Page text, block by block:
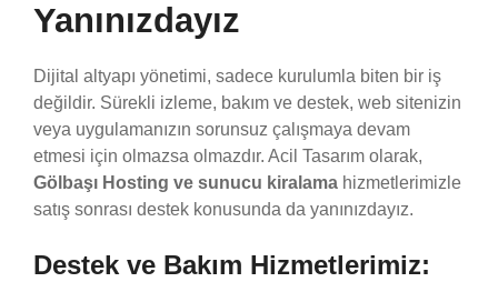
Yanınızdayız
Dijital altyapı yönetimi, sadece kurulumla biten bir iş
değildir. Sürekli izleme, bakım ve destek, web sitenizin
veya uygulamanızın sorunsuz çalışmaya devam
etmesi için olmazsa olmazdır. Acil Tasarım olarak,
Gölbaşı Hosting ve sunucu kiralama hizmetlerimizle
satış sonrası destek konusunda da yanınızdayız.
Destek ve Bakım Hizmetlerimiz: